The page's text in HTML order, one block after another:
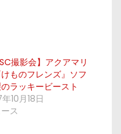
撮影会】アクアマリ
ものフレンズ』ソフ
ラッキービースト
10月18日
ス